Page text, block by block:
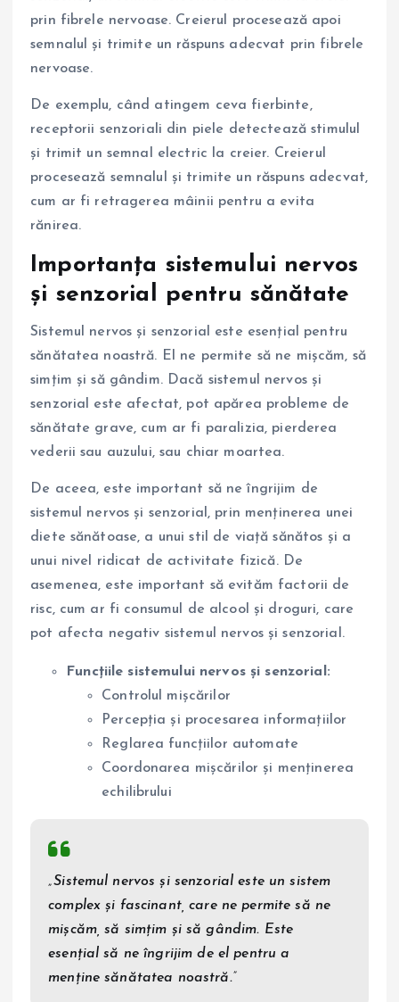
prin fibrele nervoase. Creierul procesează apoi
semnalul și trimite un răspuns adecvat prin fibrele
nervoase.
De exemplu, când atingem ceva fierbinte,
receptorii senzoriali din piele detectează stimulul
și trimit un semnal electric la creier. Creierul
procesează semnalul și trimite un răspuns adecvat,
cum ar fi retragerea mâinii pentru a evita
rănirea.
Importanța sistemului nervos
și senzorial pentru sănătate
Sistemul nervos și senzorial este esențial pentru
sănătatea noastră. El ne permite să ne mișcăm, să
simțim și să gândim. Dacă sistemul nervos și
senzorial este afectat, pot apărea probleme de
sănătate grave, cum ar fi paralizia, pierderea
vederii sau auzului, sau chiar moartea.
De aceea, este important să ne îngrijim de
sistemul nervos și senzorial, prin menținerea unei
diete sănătoase, a unui stil de viață sănătos și a
unui nivel ridicat de activitate fizică. De
asemenea, este important să evităm factorii de
risc, cum ar fi consumul de alcool și droguri, care
pot afecta negativ sistemul nervos și senzorial.
Funcțiile sistemului nervos și senzorial:
Controlul mișcărilor
Percepția și procesarea informațiilor
Reglarea funcțiilor automate
Coordonarea mișcărilor și menținerea
echilibrului
„Sistemul nervos și senzorial este un sistem
complex și fascinant, care ne permite să ne
mișcăm, să simțim și să gândim. Este
esențial să ne îngrijim de el pentru a
menține sănătatea noastră.”